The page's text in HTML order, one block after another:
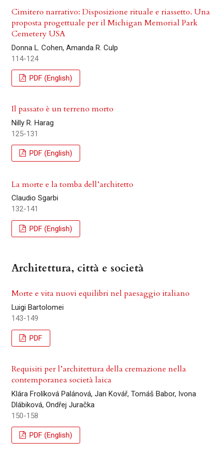
Cimitero narrativo: Disposizione rituale e riassetto. Una
proposta progettuale per il Michigan Memorial Park
Cemetery USA
Donna L. Cohen, Amanda R. Culp
114-124
PDF (English)
Il passato è un terreno morto
Nilly R. Harag
125-131
PDF (English)
La morte e la tomba dell’architetto
Claudio Sgarbi
132-141
PDF (English)
Architettura, città e società
Morte e vita nuovi equilibri nel paesaggio italiano
Luigi Bartolomei
143-149
PDF
Requisiti per l’architettura della cremazione nella
contemporanea società laica
Klára Frolíková Palánová, Jan Kovář, Tomáš Babor, Ivona
Dlábiková, Ondřej Juračka
150-158
PDF (English)